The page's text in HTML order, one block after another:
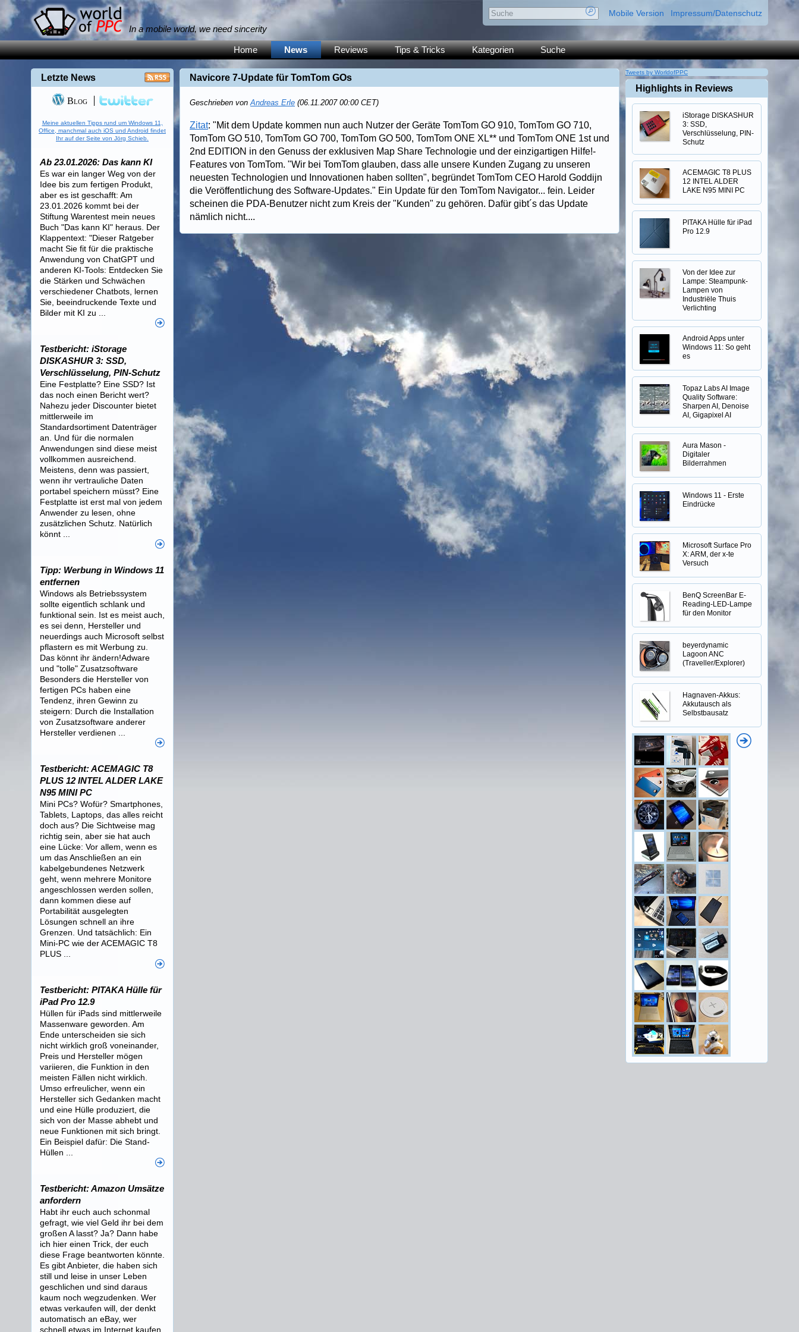
In a mobile world, we need sincerity
Mobile Version Impressum/Datenschutz
Home News Reviews Tips & Tricks Kategorien Suche
Navicore 7-Update für TomTom GOs
Geschrieben vonAndreas Erle (06.11.2007 00:00 CET)
Zitat: "Mit dem Update kommen nun auch Nutzer der Geräte TomTom GO 910, TomTom GO 710,
TomTom GO 510, TomTom GO 700, TomTom GO 500, TomTom ONE XL** und TomTom ONE 1st und
2nd EDITION in den Genuss der exklusiven Map Share Technologie und der einzigartigen Hilfe!-
Features von TomTom. "Wir bei TomTom glauben, dass alle unsere Kunden Zugang zu unseren
neuesten Technologien und Innovationen haben sollten", begründet TomTom CEO Harold Goddijn
die Veröffentlichung des Software-Updates." Ein Update für den TomTom Navigator... fein. Leider
scheinen die PDA-Benutzer nicht zum Kreis der "Kunden" zu gehören. Dafür gibt´s das Update
nämlich nicht....
Letzte News
Blog
Meine aktuellen Tipps rund um Windows 11,
Office, manchmal auch iOS und Android findet
Ihr auf der Seite von Jörg Schieb.
Ab 23.01.2026: Das kann KI
Es war ein langer Weg von der
Idee bis zum fertigen Produkt,
aber es ist geschafft: Am
23.01.2026 kommt bei der
Stiftung Warentest mein neues
Buch "Das kann KI" heraus. Der
Klappentext: "Dieser Ratgeber
macht Sie fit für die praktische
Anwendung von ChatGPT und
anderen KI-Tools: Entdecken Sie
die Stärken und Schwächen
verschiedener Chatbots, lernen
Sie, beeindruckende Texte und
Bilder mit KI zu ...
Testbericht: iStorage
DISKASHUR 3: SSD,
Verschlüsselung, PIN-Schutz
Eine Festplatte? Eine SSD? Ist
das noch einen Bericht wert?
Nahezu jeder Discounter bietet
mittlerweile im
Standardsortiment Datenträger
an. Und für die normalen
Anwendungen sind diese meist
vollkommen ausreichend.
Meistens, denn was passiert,
wenn ihr vertrauliche Daten
portabel speichern müsst? Eine
Festplatte ist erst mal von jedem
Anwender zu lesen, ohne
zusätzlichen Schutz. Natürlich
könnt ...
Tipp: Werbung in Windows 11
entfernen
Windows als Betriebssystem
sollte eigentlich schlank und
funktional sein. Ist es meist auch,
es sei denn, Hersteller und
neuerdings auch Microsoft selbst
pflastern es mit Werbung zu.
Das könnt ihr ändern!Adware
und "tolle" Zusatzsoftware
Besonders die Hersteller von
fertigen PCs haben eine
Tendenz, ihren Gewinn zu
steigern: Durch die Installation
von Zusatzsoftware anderer
Hersteller verdienen ...
Testbericht: ACEMAGIC T8
PLUS 12 INTEL ALDER LAKE
N95 MINI PC
Mini PCs? Wofür? Smartphones,
Tablets, Laptops, das alles reicht
doch aus? Die Sichtweise mag
richtig sein, aber sie hat auch
eine Lücke: Vor allem, wenn es
um das Anschließen an ein
kabelgebundenes Netzwerk
geht, wenn mehrere Monitore
angeschlossen werden sollen,
dann kommen diese auf
Portabilität ausgelegten
Lösungen schnell an ihre
Grenzen. Und tatsächlich: Ein
Mini-PC wie der ACEMAGIC T8
PLUS ...
Testbericht: PITAKA Hülle für
iPad Pro 12.9
Hüllen für iPads sind mittlerweile
Massenware geworden. Am
Ende unterscheiden sie sich
nicht wirklich groß voneinander,
Preis und Hersteller mögen
variieren, die Funktion in den
meisten Fällen nicht wirklich.
Umso erfreulicher, wenn ein
Hersteller sich Gedanken macht
und eine Hülle produziert, die
sich von der Masse abhebt und
neue Funktionen mit sich bringt.
Ein Beispiel dafür: Die Stand-
Hüllen ...
Testbericht: Amazon Umsätze
anfordern
Habt ihr euch auch schonmal
gefragt, wie viel Geld ihr bei dem
großen A lasst? Ja? Dann habe
ich hier einen Trick, der euch
diese Frage beantworten könnte.
Es gibt Anbieter, die haben sich
still und leise in unser Leben
geschlichen und sind daraus
kaum noch wegzudenken. Wer
etwas verkaufen will, der denkt
automatisch an eBay, wer
schnell etwas im Internet kaufen
Tweets by WorldofPPC
Highlights in Reviews
iStorage DISKASHUR
3: SSD,
Verschlüsselung, PIN-
Schutz
ACEMAGIC T8 PLUS
12 INTEL ALDER
LAKE N95 MINI PC
PITAKA Hülle für iPad
Pro 12.9
Von der Idee zur
Lampe: Steampunk-
Lampen von
Industriële Thuis
Verlichting
Android Apps unter
Windows 11: So geht
es
Topaz Labs AI Image
Quality Software:
Sharpen AI, Denoise
AI, Gigapixel AI
Aura Mason -
Digitaler
Bilderrahmen
Windows 11 - Erste
Eindrücke
Microsoft Surface Pro
X: ARM, der x-te
Versuch
BenQ ScreenBar E-
Reading-LED-Lampe
für den Monitor
beyerdynamic
Lagoon ANC
(Traveller/Explorer)
Hagnaven-Akkus:
Akkutausch als
Selbstbausatz